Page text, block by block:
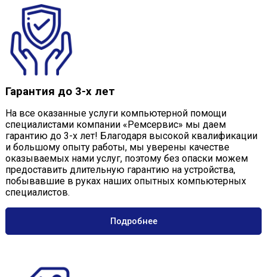
Гарантия до 3-х лет
На все оказанные услуги компьютерной помощи
специалистами компании «Ремсервис» мы даем
гарантию до 3-х лет! Благодаря высокой квалификации
и большому опыту работы, мы уверены качестве
оказываемых нами услуг, поэтому без опаски можем
предоставить длительную гарантию на устройства,
побывавшие в руках наших опытных компьютерных
специалистов.
Подробнее